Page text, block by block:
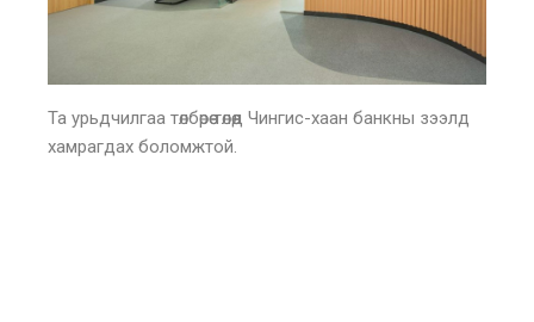
Та урьдчилгаа төлбөрөө төлөөд Чингис-хаан банкны зээлд
хамрагдах боломжтой.